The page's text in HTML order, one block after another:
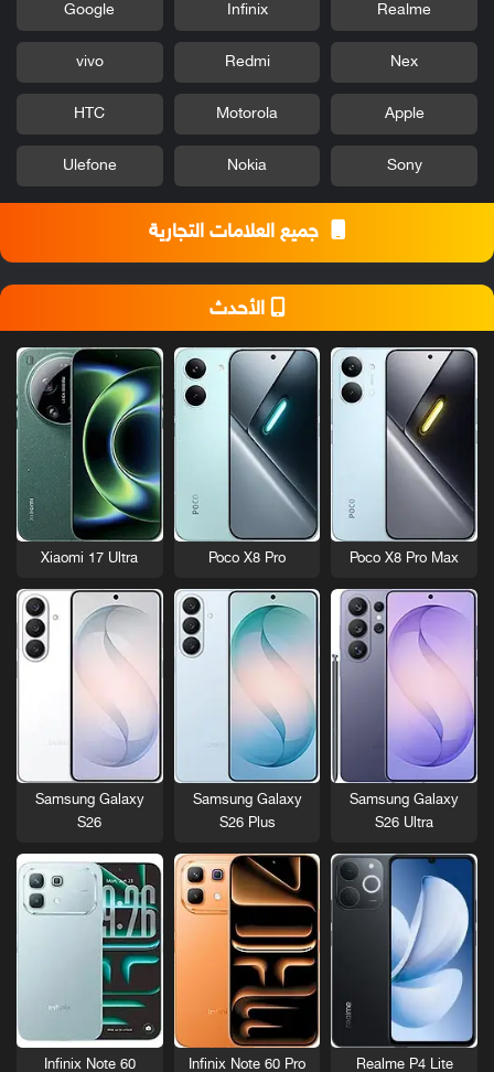
Realme
Infinix
Google
Nex
Redmi
vivo
Apple
Motorola
HTC
Sony
Nokia
Ulefone
جميع العلامات التجارية
الأحدث
Poco X8 Pro Max
Poco X8 Pro
Xiaomi 17 Ultra
Samsung Galaxy
S26 Ultra
Samsung Galaxy
S26 Plus
Samsung Galaxy
S26
Realme P4 Lite
Infinix Note 60 Pro
Infinix Note 60